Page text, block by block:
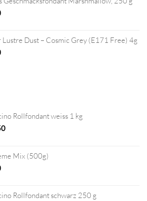
Lustre Dust – Cosmic Grey (E171 Free) 4g
Rollfondant weiss 1 kg
Mix (500g)
Rollfondant schwarz 250 g